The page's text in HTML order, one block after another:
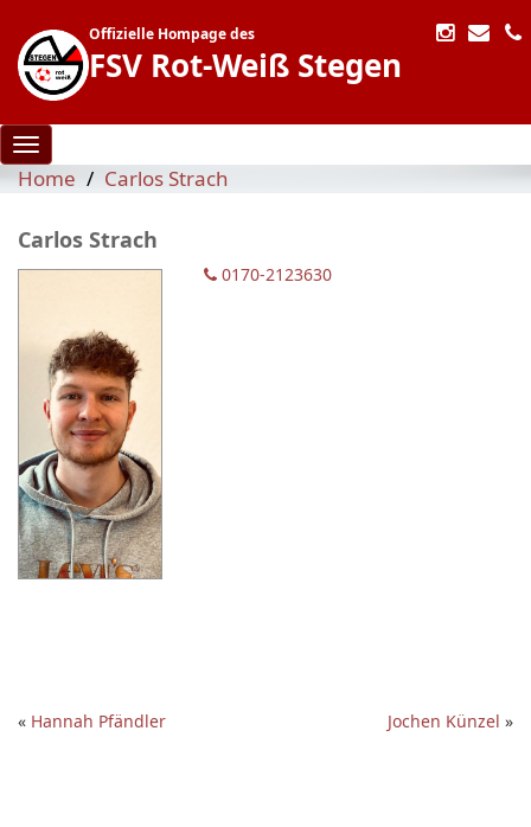
Offizielle Hompage des
FSV Rot-Weiß Stegen
Toggle navigation
Home Carlos Strach
Carlos Strach
0170-2123630
« Hannah Pfändler Jochen Künzel »